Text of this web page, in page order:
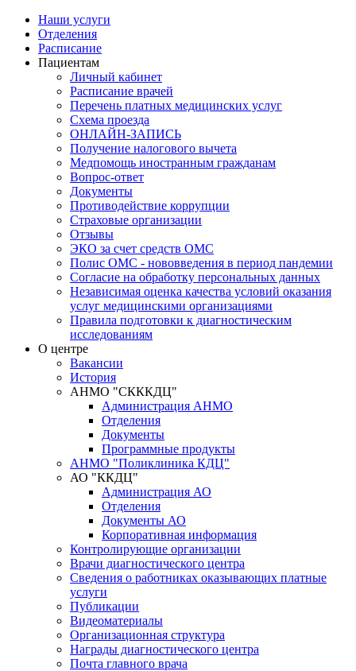
Наши услуги
Отделения
Расписание
Пациентам
Личный кабинет
Расписание врачей
Перечень платных медицинских услуг
Схема проезда
ОНЛАЙН-ЗАПИСЬ
Получение налогового вычета
Медпомощь иностранным гражданам
Вопрос-ответ
Документы
Противодействие коррупции
Страховые организации
Отзывы
ЭКО за счет средств ОМС
Полис ОМС - нововведения в период пандемии
Согласие на обработку персональных данных
Независимая оценка качества условий оказания
услуг медицинскими организациями
Правила подготовки к диагностическим
исследованиям
О центре
Вакансии
История
АНМО "СКККДЦ"
Администрация АНМО
Отделения
Документы
Программные продукты
АНМО "Поликлиника КДЦ"
АО "ККДЦ"
Администрация АО
Отделения
Документы АО
Корпоративная информация
Контролирующие организации
Врачи диагностического центра
Сведения о работниках оказывающих платные
услуги
Публикации
Видеоматериалы
Организационная структура
Награды диагностического центра
Почта главного врача